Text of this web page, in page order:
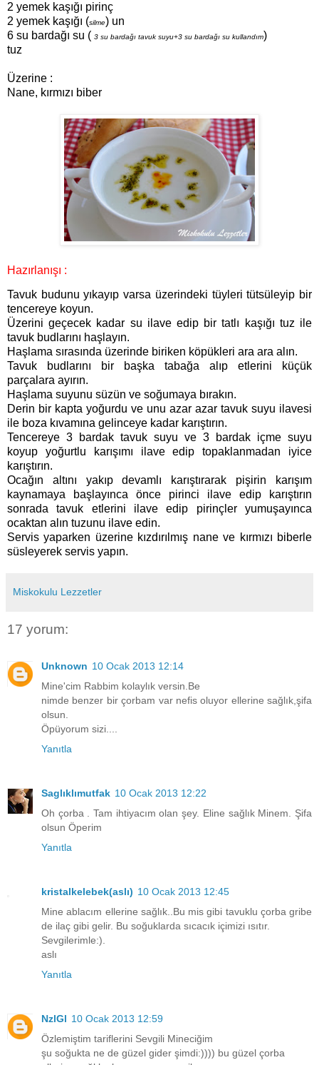
2 yemek kaşığı pirinç
2 yemek kaşığı (silme) un
6 su bardağı su ( 3 su bardağı tavuk suyu+3 su bardağı su kullandım)
tuz
Üzerine :
Nane, kırmızı biber
Hazırlanışı :
Tavuk budunu yıkayıp varsa üzerindeki tüyleri tütsüleyip bir
tencereye koyun.
Üzerini geçecek kadar su ilave edip bir tatlı kaşığı tuz ile
tavuk budlarını haşlayın.
Haşlama sırasında üzerinde biriken köpükleri ara ara alın.
Tavuk budlarını bir başka tabağa alıp etlerini küçük
parçalara ayırın.
Haşlama suyunu süzün ve soğumaya bırakın.
Derin bir kapta yoğurdu ve unu azar azar tavuk suyu ilavesi
ile boza kıvamına gelinceye kadar karıştırın.
Tencereye 3 bardak tavuk suyu ve 3 bardak içme suyu
koyup yoğurtlu karışımı ilave edip topaklanmadan iyice
karıştırın.
Ocağın altını yakıp devamlı karıştırarak pişirin karışım
kaynamaya başlayınca önce pirinci ilave edip karıştırın
sonrada tavuk etlerini ilave edip pirinçler yumuşayınca
ocaktan alın tuzunu ilave edin.
Servis yaparken üzerine kızdırılmış nane ve kırmızı biberle
süsleyerek servis yapın.
Miskokulu Lezzetler
17 yorum:
Unknown 10 Ocak 2013 12:14
Mine'cim Rabbim kolaylık versin.Be
nimde benzer bir çorbam var nefis oluyor ellerine sağlık,şifa
olsun.
Öpüyorum sizi....
Yanıtla
Saglıklımutfak 10 Ocak 2013 12:22
Oh çorba . Tam ihtiyacım olan şey. Eline sağlık Minem. Şifa
olsun Öperim
Yanıtla
kristalkelebek(aslı) 10 Ocak 2013 12:45
Mine ablacım ellerine sağlık..Bu mis gibi tavuklu çorba gribe
de ilaç gibi gelir. Bu soğuklarda sıcacık içimizi ısıtır.
Sevgilerimle:).
aslı
Yanıtla
NzlGl 10 Ocak 2013 12:59
Özlemiştim tariflerini Sevgili Mineciğim
şu soğukta ne de güzel gider şimdi:)))) bu güzel çorba